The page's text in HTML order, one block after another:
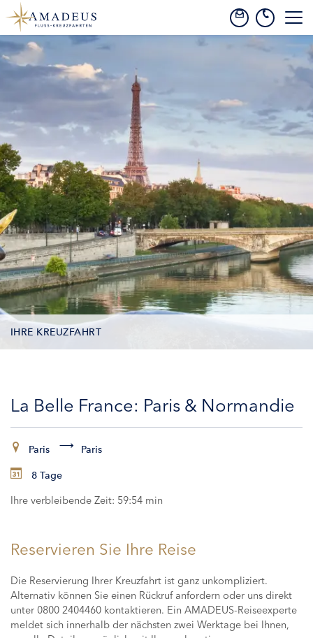
IHRE KREUZFAHRT
KABINEN
La Belle France: Paris & Normandie
Paris Paris
8 Tage
Ihre verbleibende Zeit: 59:53 min
Reservieren Sie Ihre Reise
Die Reservierung Ihrer Kreuzfahrt ist ganz unkompliziert.
Alternativ können Sie einen Rückruf anfordern oder uns direkt
unter 0800 2404460 kontaktieren. Ein AMADEUS-Reiseexperte
meldet sich innerhalb der nächsten zwei Werktage bei Ihnen,